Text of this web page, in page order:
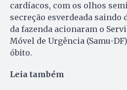
cardíacos, com os olhos
secreção esverdeada saindo
da fazenda acionaram o
Móvel de Urgência (Samu-
óbito.
Leia também